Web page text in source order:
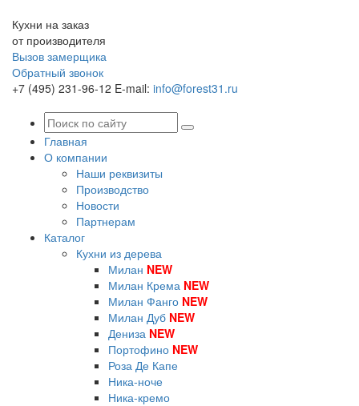
Кухни на заказ
от производителя
Вызов замерщика
Обратный звонок
+7 (495) 231-96-12 E-mail: info@forest31.ru
Главная
О компании
Наши реквизиты
Производство
Новости
Партнерам
Каталог
Кухни из дерева
Милан NEW
Милан Крема NEW
Милан Фанго NEW
Милан Дуб NEW
Дениза NEW
Портофино NEW
Роза Де Капе
Ника-ноче
Ника-кремо